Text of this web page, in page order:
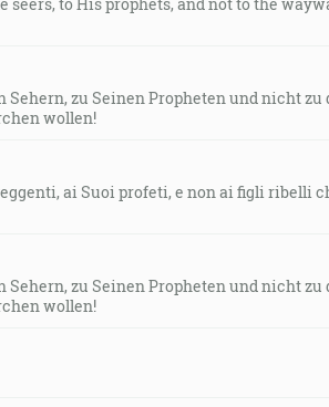
Sehern, zu Seinen Propheten und nicht
wollen!
ai Suoi profeti, e non ai figli ribelli
Sehern, zu Seinen Propheten und nicht
wollen!